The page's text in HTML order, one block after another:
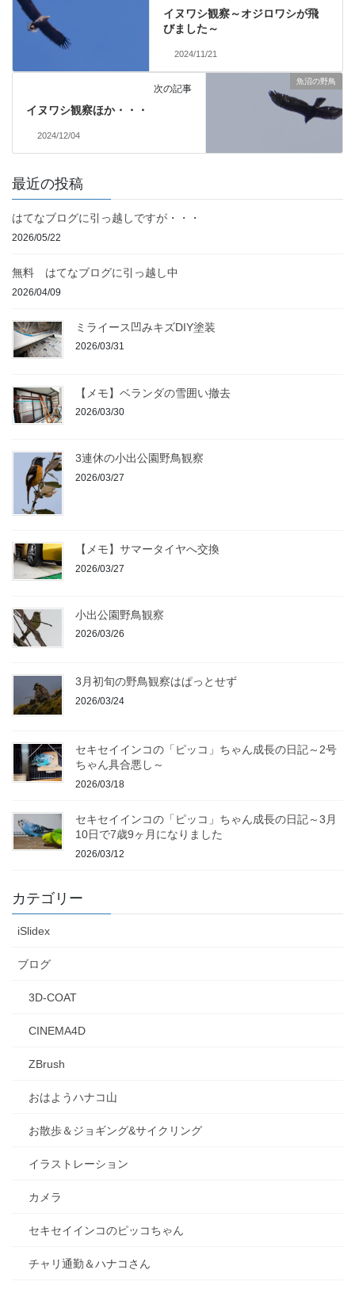
イヌワシ観察～オジロワシが飛
びました～
2024/11/21
魚沼の野鳥
次の記事
イヌワシ観察ほか・・・
2024/12/04
最近の投稿
はてなブログに引っ越しですが・・・
2026/05/22
無料 はてなブログに引っ越し中
2026/04/09
ミライース凹みキズDIY塗装
2026/03/31
【メモ】ベランダの雪囲い撤去
2026/03/30
3連休の小出公園野鳥観察
2026/03/27
【メモ】サマータイヤへ交換
2026/03/27
小出公園野鳥観察
2026/03/26
3月初旬の野鳥観察はぱっとせず
2026/03/24
セキセイインコの「ピッコ」ちゃん成長の日記～2号
ちゃん具合悪し～
2026/03/18
セキセイインコの「ピッコ」ちゃん成長の日記～3月
10日で7歳9ヶ月になりました
2026/03/12
カテゴリー
iSlidex
ブログ
3D-COAT
CINEMA4D
ZBrush
おはようハナコ山
お散歩＆ジョギング&サイクリング
イラストレーション
カメラ
セキセイインコのピッコちゃん
チャリ通勤＆ハナコさん